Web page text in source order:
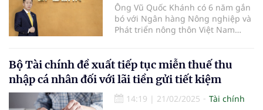
Ông Vũ Quốc Khánh có 6 năm gắn
bó với Ngân hàng Nông nghiệp và
Phát triển nông thôn Việt Nam
Bộ Tài chính đề xuất tiếp tục miễn thuế thu
nhập cá nhân đối với lãi tiền gửi tiết kiệm
14:19 | 21/02/2025
Tài chính